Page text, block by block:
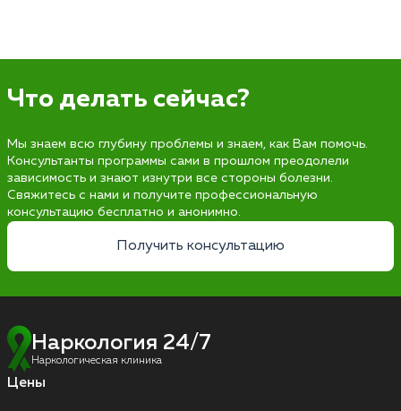
Что делать сейчас?
Мы знаем всю глубину проблемы и знаем, как Вам помочь.
Консультанты программы сами в прошлом преодолели
зависимость и знают изнутри все стороны болезни.
Свяжитесь с нами и получите профессиональную
консультацию бесплатно и анонимно.
Получить консультацию
Наркология 24/7
Наркологическая клиника
Цены